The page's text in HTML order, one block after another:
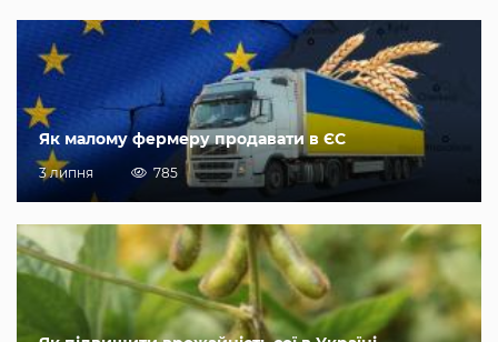
Як малому фермеру продавати в ЄС
3 липня 785